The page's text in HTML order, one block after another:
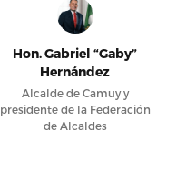
Hon. Gabriel “Gaby”
Hernández
Alcalde de Camuy y
presidente de la Federación
de Alcaldes